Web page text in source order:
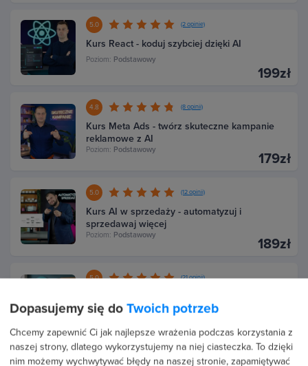
5.0 (2 opinie)
Kurs React - koduj szybciej dzięki AI
Poziom: Podstawowy
199zł
4.8 (8 opinii)
Kurs Meta Ads - twórz skuteczne kampanie
reklamowe z AI
Poziom: Podstawowy
179zł
5.0 (12 opinii)
Kurs AI w sprzedaży - automatyzuj i
sprzedawaj więcej
Poziom: Podstawowy
189zł
5.0 (21 opinii)
szybciej
169zł
4.8 (68 opinii)
Dopasujemy się do Twoich potrzeb
Chcemy zapewnić Ci jak najlepsze wrażenia podczas korzystania z
naszej strony, dlatego wykorzystujemy na niej ciasteczka. To dzięki
nim możemy wychwytywać błędy na naszej stronie, zapamiętywać